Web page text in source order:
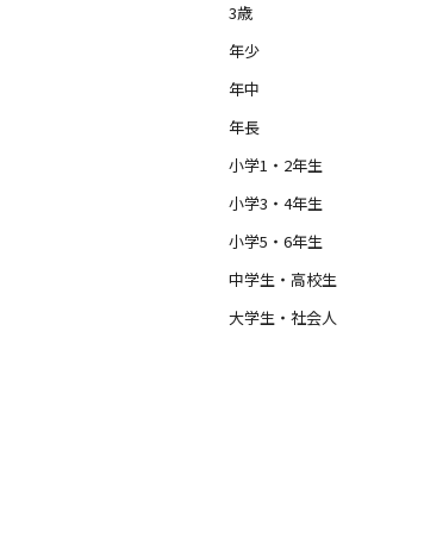
3歳
年少
年中
年長
小学1・2年生
小学3・4年生
小学5・6年生
中学生・高校生
大学生・社会人